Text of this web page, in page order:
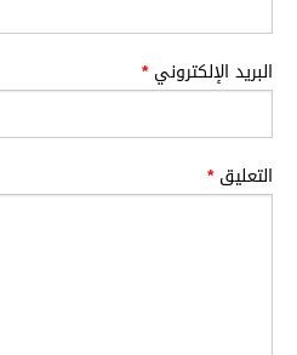
البريد الإلكتروني*
التعليق*